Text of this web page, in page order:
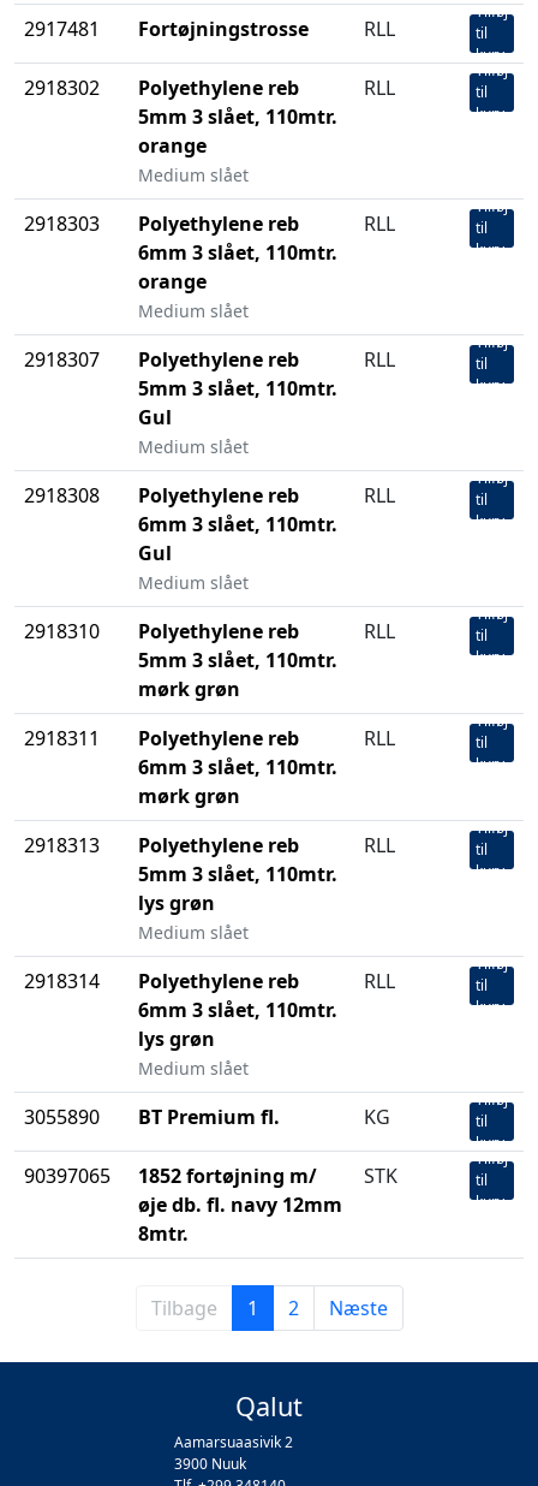
2917481 Fortøjningstrosse RLL
Tilføj
til
kurv
2918302
Polyethylene reb
5mm 3 slået, 110mtr.
orange
Medium slået
RLL
Tilføj
til
kurv
2918303
Polyethylene reb
6mm 3 slået, 110mtr.
orange
Medium slået
RLL
Tilføj
til
kurv
2918307
Polyethylene reb
5mm 3 slået, 110mtr.
Gul
Medium slået
RLL
Tilføj
til
kurv
2918308
Polyethylene reb
6mm 3 slået, 110mtr.
Gul
Medium slået
RLL
Tilføj
til
kurv
2918310
Polyethylene reb
5mm 3 slået, 110mtr.
mørk grøn
RLL
Tilføj
til
kurv
2918311
Polyethylene reb
6mm 3 slået, 110mtr.
mørk grøn
RLL
Tilføj
til
kurv
2918313
Polyethylene reb
5mm 3 slået, 110mtr.
lys grøn
Medium slået
RLL
Tilføj
til
kurv
2918314
Polyethylene reb
6mm 3 slået, 110mtr.
lys grøn
Medium slået
RLL
Tilføj
til
kurv
3055890 BT Premium fl. KG
Tilføj
til
kurv
90397065
1852 fortøjning m/
øje db. fl. navy 12mm
8mtr.
STK
Tilføj
til
kurv
Tilbage 1 2 Næste
Qalut
Aamarsuaasivik 2
3900 Nuuk